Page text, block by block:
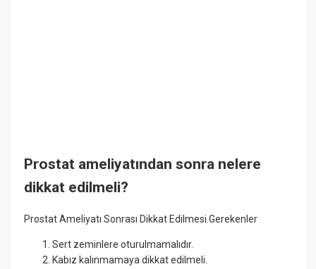
Prostat ameliyatından sonra nelere
dikkat edilmeli?
Prostat Ameliyatı Sonrası Dikkat Edilmesi Gerekenler
Sert zeminlere oturulmamalıdır.
Kabız kalınmamaya dikkat edilmeli.